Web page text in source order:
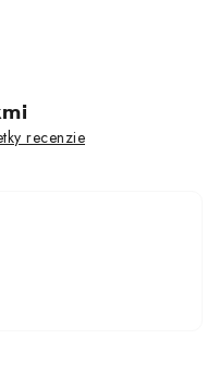
recenzie